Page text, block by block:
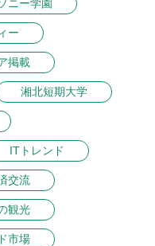
ニー学園
ー
掲載
湘北短期大学
ITトレンド
交流
観光
市場